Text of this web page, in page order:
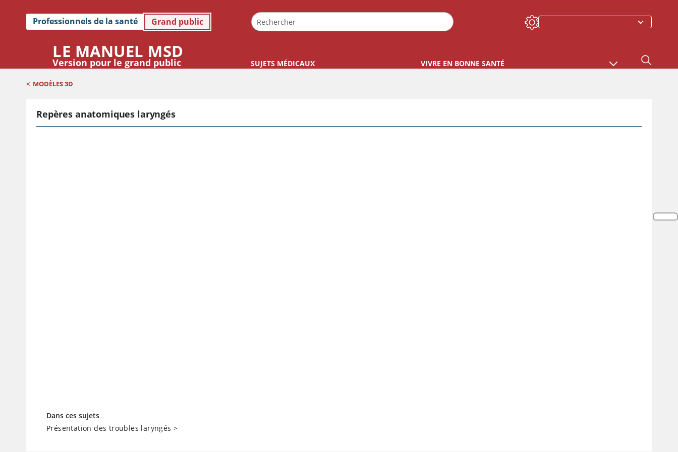
Professionnels de la santé Grand public
LE MANUEL MSD
Version pour le grand public SUJETS MÉDICAUX VIVRE EN BONNE SANTÉ
< MODÈLES 3D
Repères anatomiques laryngés
Dans ces sujets
Présentation des troubles laryngés >